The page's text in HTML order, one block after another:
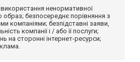
використання ненормативної
образ; безпосереднє порівняння з
компаніями; безпідставні заяви,
компанії і / або її послуги;
на сторонні інтернет-ресурси;